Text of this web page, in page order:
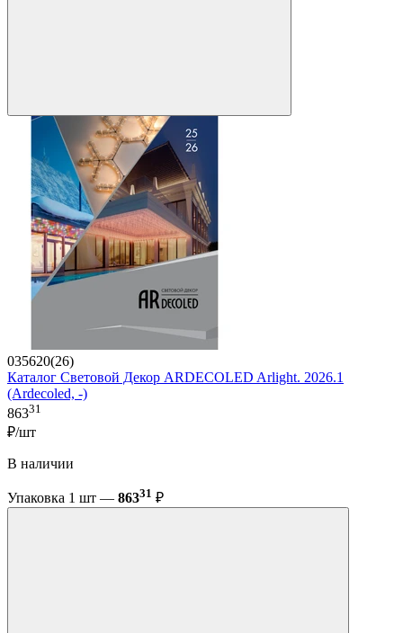
035620(26)
Каталог Световой Декор ARDECOLED Arlight. 2026.1
(Ardecoled, -)
86331
₽/шт
В наличии
Упаковка 1 шт — 86331 ₽